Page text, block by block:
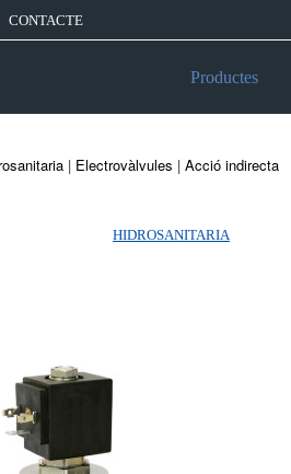
CONTACTE
Productes
| Electrovàlvules | Acció indirecta
HIDROSANITARIA